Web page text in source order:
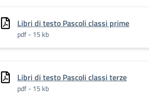
Libri di testo Pascoli classi prime
pdf - 15 kb
Libri di testo Pascoli classi terze
pdf - 15 kb